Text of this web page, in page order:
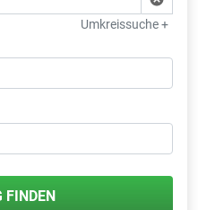
Umkreissuche +
FINDEN